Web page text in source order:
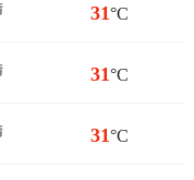
31°C
31°C
31°C